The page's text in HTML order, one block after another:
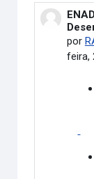
por
feira,